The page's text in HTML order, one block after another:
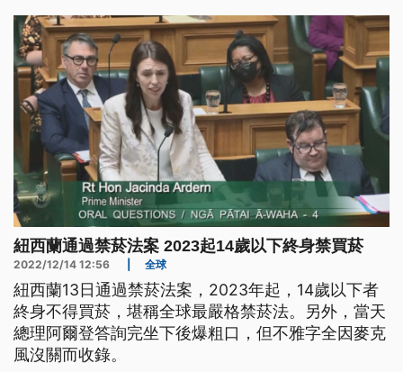
紐西蘭通過禁菸法案 2023起14歲以下終身禁買菸
2022/12/14 12:56 全球
紐西蘭13日通過禁菸法案，2023年起，14歲以下者
終身不得買菸，堪稱全球最嚴格禁菸法。另外，當天
總理阿爾登答詢完坐下後爆粗口，但不雅字全因麥克
風沒關而收錄。